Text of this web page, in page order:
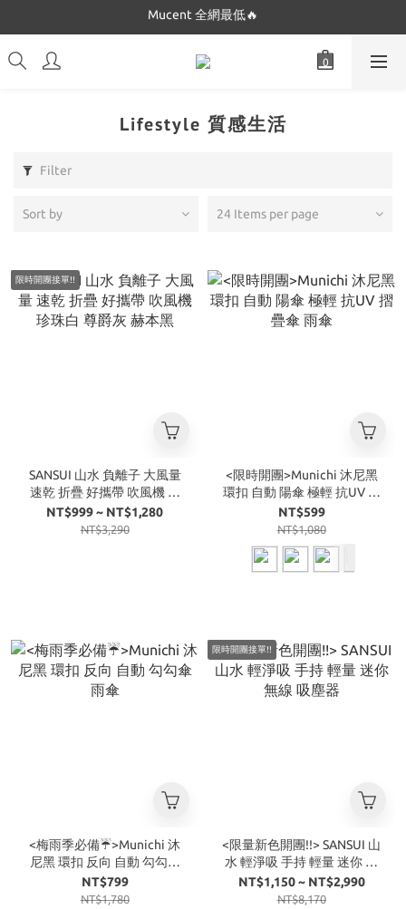
Dickies 最低$280起🔥
Dickies 最低$280起🔥
Lifestyle 質感生活
Filter
Sort by 24 Items per page
限時開團接單!!
SANSUI 山水 負離子 大風量
速乾 折疊 好攜帶 吹風機 珍
珠白 尊爵灰 赫本黑
NT$999 ~ NT$1,280
NT$3,290
<限時開團>Munichi 沐尼黑
環扣 自動 陽傘 極輕 抗UV 摺
疊傘 雨傘
NT$599
NT$1,080
<梅雨季必備☔>Munichi 沐
尼黑 環扣 反向 自動 勾勾傘
雨傘
NT$799
NT$1,780
限時開團接單!!
<限量新色開團!!> SANSUI 山
水 輕淨吸 手持 輕量 迷你 無
線 吸塵器
NT$1,150 ~ NT$2,990
NT$8,170